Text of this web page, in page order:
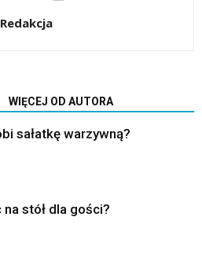
Redakcja
WIĘCEJ OD AUTORA
sałatkę warzywną?
na stół dla gości?